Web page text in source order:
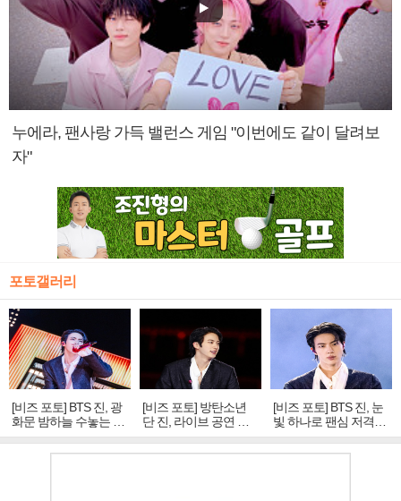
누에라, 팬사랑 가득 밸런스 게임 "이번에도 같이 달려보
자"
포토갤러리
[비즈 포토] BTS 진, 광
화문 밤하늘 수놓는 '비
주얼 킹'의 열창
[비즈 포토] 방탄소년
단 진, 라이브 공연 중
빛나는 독보적 아우라
[비즈 포토] BTS 진, 눈
빛 하나로 팬심 저격…
독보적 카리스마